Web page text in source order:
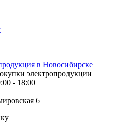
электропродукции
- 18:00
6